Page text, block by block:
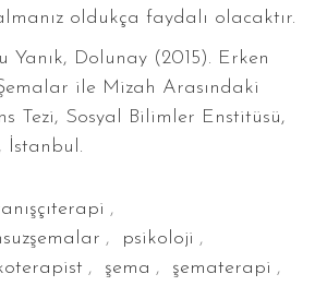
oldukça faydalı olacaktır.
Yanık, Dolunay (2015). Erken
ile Mizah Arasındaki
Tezi, Sosyal Bilimler Enstitüsü,
İstanbul.
,
, psikoloji ,
, şema , şematerapi ,